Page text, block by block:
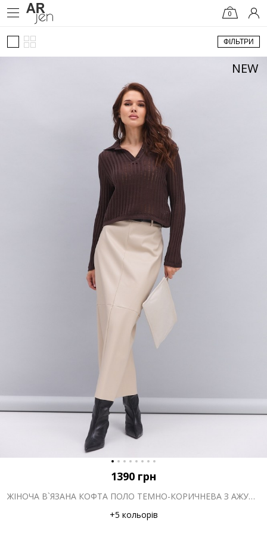
0
ФІЛЬТРИ
NEW
1390 грн
ЖІНОЧА В`ЯЗАНА КОФТА ПОЛО ТЕМНО-КОРИЧНЕВА З АЖУРНИМИ СМУЖКАМИ
+5 кольорів